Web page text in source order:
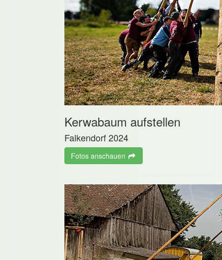
Kerwabaum aufstellen
Falkendorf 2024
Fotos anschauen